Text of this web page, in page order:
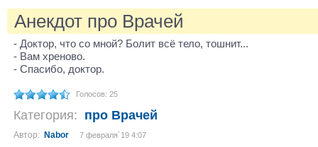
Анекдот про Врачей
- Доктор, что со мной? Болит всё тело, тошнит...
- Вам хреново.
- Спасибо, доктор.
Голосов: 25
Категория: про Врачей
Автор: Nabor 7 февраля´19 4:07